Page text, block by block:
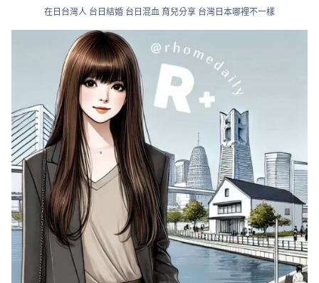
在日台灣人 台日結婚 台日混血 育兒分享 台灣日本哪裡不一樣